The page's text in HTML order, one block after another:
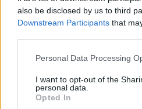
also be disclosed by us to third
Downstream Participants that
Personal Data Processing
I want to opt-out of the
personal data.
Opted In
Изкуствен
създаде нови
07.08.2026 / 15:30